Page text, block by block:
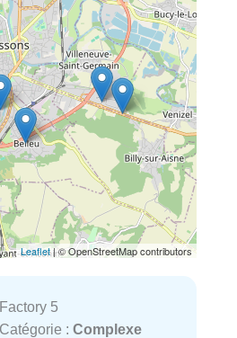
Leaflet| © OpenStreetMap contributors
Factory 5
Catégorie : Complexe